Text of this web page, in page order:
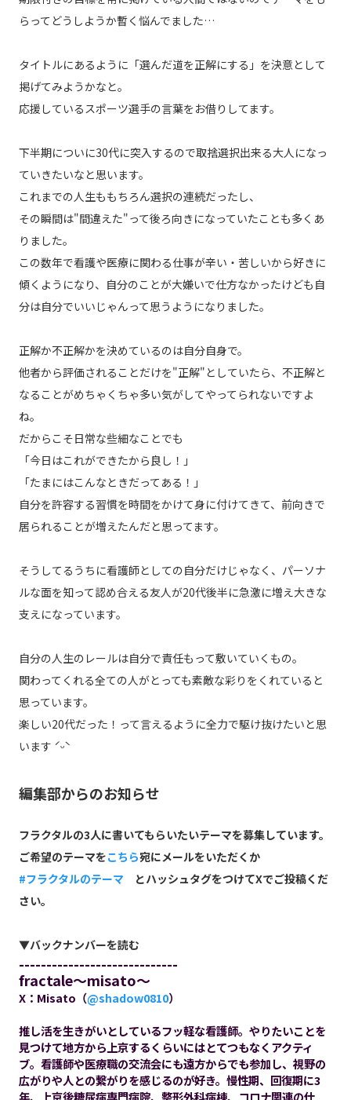
らってどうしようか暫く悩んでました…
タイトルにあるように「選んだ道を正解にする」を決意として
掲げてみようかなと。
応援しているスポーツ選手の言葉をお借りしてます。
下半期についに30代に突入するので取捨選択出来る大人になっ
ていきたいなと思います。
これまでの人生ももちろん選択の連続だったし、
その瞬間は"間違えた"って後ろ向きになっていたことも多くあ
りました。
この数年で看護や医療に関わる仕事が辛い・苦しいから好きに
傾くようになり、自分のことが大嫌いで仕方なかったけども自
分は自分でいいじゃんって思うようになりました。
正解か不正解かを決めているのは自分自身で。
他者から評価されることだけを"正解"としていたら、不正解と
なることがめちゃくちゃ多い気がしてやってられないですよ
ね。
だからこそ日常な些細なことでも
「今日はこれができたから良し！」
「たまにはこんなときだってある！」
自分を許容する習慣を時間をかけて身に付けてきて、前向きで
居られることが増えたんだと思ってます。
そうしてるうちに看護師としての自分だけじゃなく、パーソナ
ルな面を知って認め合える友人が20代後半に急激に増え大きな
支えになっています。
自分の人生のレールは自分で責任もって敷いていくもの。
関わってくれる全ての人がとっても素敵な彩りをくれていると
思っています。
楽しい20代だった！って言えるように全力で駆け抜けたいと思
います ˊᵕˋ
編集部からのお知らせ
フラクタルの3人に書いてもらいたいテーマを募集しています。
ご希望のテーマをこちら宛にメールをいただくか
#フラクタルのテーマとハッシュタグをつけてXでご投稿くだ
さい。
▼バックナンバーを読む
-----------------------------
fractale～misato～
X：Misato（@shadow0810）
推し活を生きがいとしているフッ軽な看護師。やりたいことを
見つけて地方から上京するくらいにはとてつもなくアクティ
ブ。看護師や医療職の交流会にも遠方からでも参加し、視野の
広がりや人との繋がりを感じるのが好き。慢性期、回復期に3
年、上京後糖尿病専門病院、整形外科病棟、コロナ関連の仕